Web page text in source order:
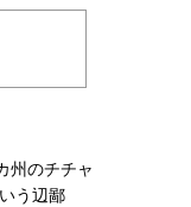
州のチチャ
う辺鄙